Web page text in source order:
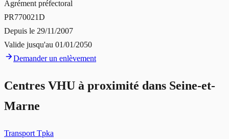
Agrément préfectoral
PR770021D
Depuis le 29/11/2007
Valide jusqu'au 01/01/2050
Demander un enlèvement
Centres VHU à proximité dans Seine-et-
Marne
Transport Tpka